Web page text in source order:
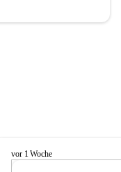
V
vor 1 Woche